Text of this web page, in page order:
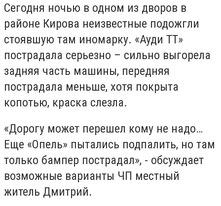
Сегодня ночью в одном из дворов в
районе Кирова неизвестные подожгли
стоявшую там иномарку. «Ауди ТТ»
пострадала серьезно – сильно выгорела
задняя часть машины, передняя
пострадала меньше, хотя покрыта
копотью, краска слезла.
«Дорогу может перешел кому не надо…
Еще «Опель» пытались подпалить, но там
только бампер пострадал», - обсуждает
возможные варианты ЧП местный
житель Дмитрий.